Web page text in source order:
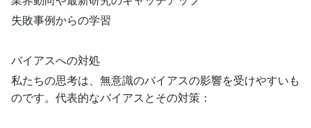
失敗事例からの学習
バイアスへの対処
私たちの思考は、無意識のバイアスの影響を受けやすいも
のです。代表的なバイアスとその対策：